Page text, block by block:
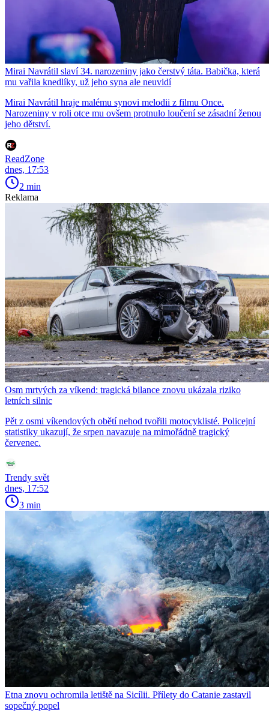
Mirai Navrátil slaví 34. narozeniny jako čerstvý táta. Babička, která
mu vařila knedlíky, už jeho syna ale neuvidí
Mirai Navrátil hraje malému synovi melodii z filmu Once.
Narozeniny v roli otce mu ovšem protnulo loučení se zásadní ženou
jeho dětství.
ReadZone
dnes, 17:53
2 min
Reklama
Osm mrtvých za víkend: tragická bilance znovu ukázala riziko
letních silnic
Pět z osmi víkendových obětí nehod tvořili motocyklisté. Policejní
statistiky ukazují, že srpen navazuje na mimořádně tragický
červenec.
Trendy svět
dnes, 17:52
3 min
Etna znovu ochromila letiště na Sicílii. Přílety do Catanie zastavil
sopečný popel